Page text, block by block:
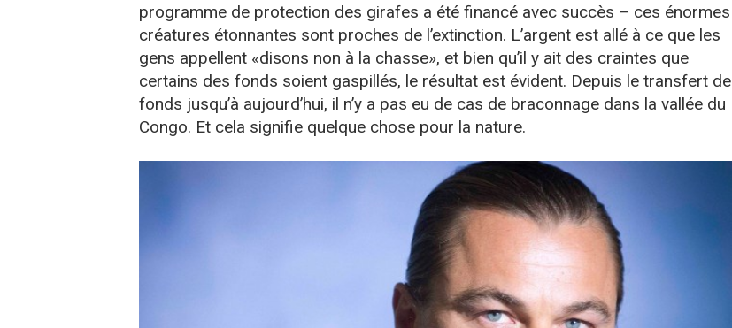
programme de protection des girafes a été financé avec succès – ces énormes
créatures étonnantes sont proches de l’extinction. L’argent est allé à ce que les
gens appellent «disons non à la chasse», et bien qu’il y ait des craintes que
certains des fonds soient gaspillés, le résultat est évident. Depuis le transfert de
fonds jusqu’à aujourd’hui, il n’y a pas eu de cas de braconnage dans la vallée du
Congo. Et cela signifie quelque chose pour la nature.